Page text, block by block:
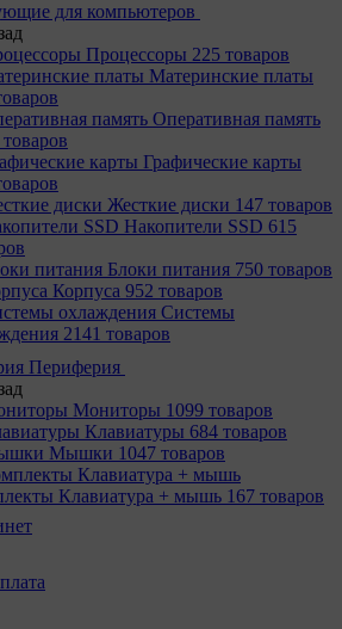
для компьютеров
Процессоры 225 товаров
Материнcкие платы
Оперативная память
Графические карты
Жесткие диски 147 товаров
Накопители SSD 615
Блоки питания 750 товаров
Корпуса 952 товаров
Системы
2141 товаров
Периферия
Мониторы 1099 товаров
Клавиатуры 684 товаров
Мышки 1047 товаров
Клавиатура + мышь 167 товаров